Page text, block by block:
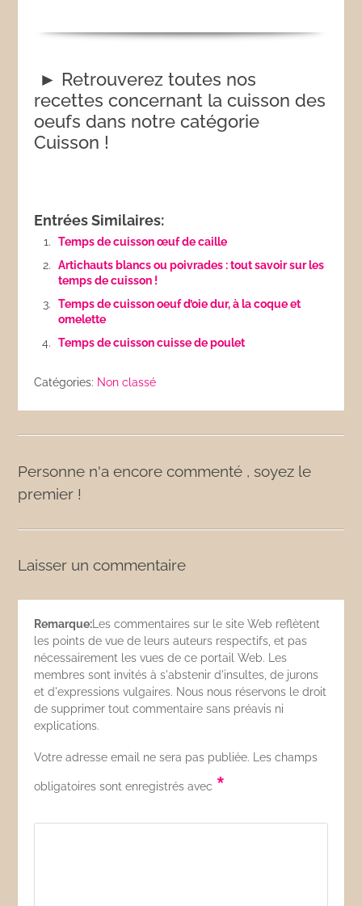
► Retrouverez toutes nos
recettes concernant la cuisson des
oeufs dans notre catégorie
Cuisson !
Entrées Similaires:
Temps de cuisson œuf de caille
Artichauts blancs ou poivrades : tout savoir sur les
temps de cuisson !
Temps de cuisson oeuf d’oie dur, à la coque et
omelette
Temps de cuisson cuisse de poulet
Catégories: Non classé
Personne n'a encore commenté , soyez le
premier !
Laisser un commentaire
Remarque: Les commentaires sur le site Web reflètent
les points de vue de leurs auteurs respectifs, et pas
nécessairement les vues de ce portail Web. Les
membres sont invités à s'abstenir d'insultes, de jurons
et d'expressions vulgaires. Nous nous réservons le droit
de supprimer tout commentaire sans préavis ni
explications.
Votre adresse email ne sera pas publiée. Les champs
obligatoires sont enregistrés avec *